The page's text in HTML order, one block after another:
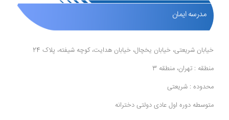
مدرسه ایمان
خیابان شریعتی، خیابان یخچال، خیابان هدایت، کوچه شیفته، پلاک 24
منطقه : تهران، منطقه 3
محدوده : شریعتی
متوسطه دوره اول عادی دولتی دخترانه